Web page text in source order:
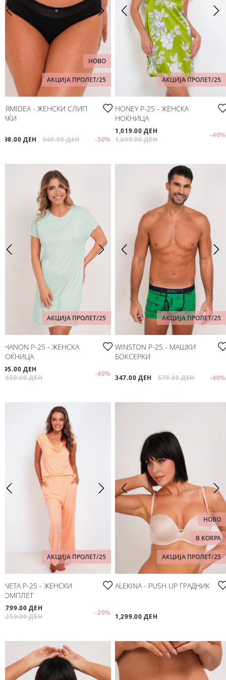
НОВО
АКЦИЈА ПРОЛЕТ/25
ORMIDEA - ЖЕНСКИ СЛИП
ГАЌИ
398.00 ДЕН 569.00 ДЕН -30%
АКЦИЈА ПРОЛЕТ/25
HONEY P-25 - ЖЕНСКА
НОЌНИЦА
1,019.00 ДЕН
1,699.00 ДЕН
-40%
АКЦИЈА ПРОЛЕТ/25
SHANON P-25 - ЖЕНСКА
НОЌНИЦА
995.00 ДЕН
1,659.00 ДЕН
-40%
АКЦИЈА ПРОЛЕТ/25
WINSTON P-25 - МАШКИ
БОКСЕРКИ
347.00 ДЕН 579.00 ДЕН -40%
АКЦИЈА ПРОЛЕТ/25
ANETA P-25 - ЖЕНСКИ
КОМПЛЕТ
1,799.00 ДЕН
2,259.00 ДЕН
-20%
НОВО
B KORPA
АКЦИЈА ПРОЛЕТ/25
ALEKINA - PUSH UP ГРАДНИК
1,299.00 ДЕН